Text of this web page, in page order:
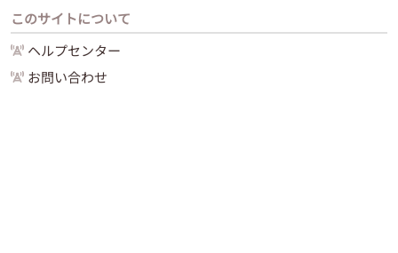
このサイトについて
ヘルプセンター
お問い合わせ